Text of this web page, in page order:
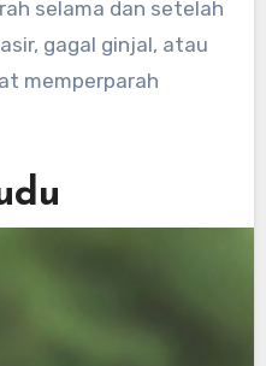
selama dan setelah
gagal ginjal, atau
memperparah